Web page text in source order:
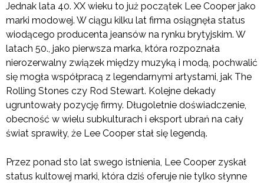
Jednak lata 40. XX wieku to już początek Lee Cooper jako
marki modowej. W ciągu kilku lat firma osiągnęła status
wiodącego producenta jeansów na rynku brytyjskim. W
latach 50., jako pierwsza marka, która rozpoznała
nierozerwalny związek między muzyką i modą, pochwalić
się mogła współpracą z legendarnymi artystami, jak The
Rolling Stones czy Rod Stewart. Kolejne dekady
ugruntowały pozycję firmy. Długoletnie doświadczenie,
obecność w wielu subkulturach i eksport ubrań na cały
świat sprawiły, że Lee Cooper stał się legendą.
Przez ponad sto lat swego istnienia, Lee Cooper zyskał
status kultowej marki, która dziś oferuje nie tylko słynne